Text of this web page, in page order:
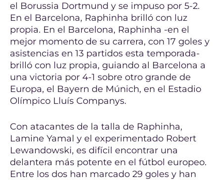
el Borussia Dortmund y se impuso por 5-2.
En el Barcelona, Raphinha brilló con luz
propia. En el Barcelona, Raphinha -en el
mejor momento de su carrera, con 17 goles y
asistencias en 13 partidos esta temporada-
brilló con luz propia, guiando al Barcelona a
una victoria por 4-1 sobre otro grande de
Europa, el Bayern de Múnich, en el Estadio
Olímpico Lluís Companys.
Con atacantes de la talla de Raphinha,
Lamine Yamal y el experimentado Robert
Lewandowski, es difícil encontrar una
delantera más potente en el fútbol europeo.
Entre los dos han marcado 29 goles y han